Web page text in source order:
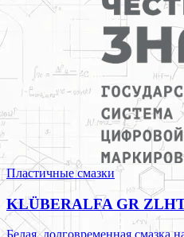
Пластичные смазки
KLÜBERALFA GR